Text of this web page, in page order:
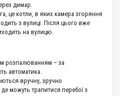
димар.
це котли, в яких камера згоряння
з вулиці. Після цього вже
на вулицю.
розпалюванням – за
автоматика.
вручну, зручно
можуть трапитися перебої з